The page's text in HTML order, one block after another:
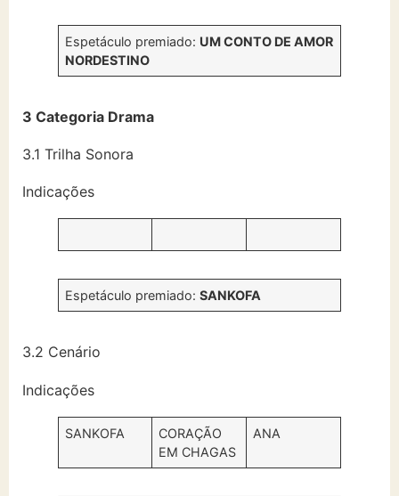
Espetáculo premiado: UM CONTO DE AMOR
NORDESTINO
3 Categoria Drama
3.1 Trilha Sonora
Indicações
Espetáculo premiado:SANKOFA
3.2 Cenário
Indicações
SANKOFA
CORAÇÃO
EM CHAGAS
ANA